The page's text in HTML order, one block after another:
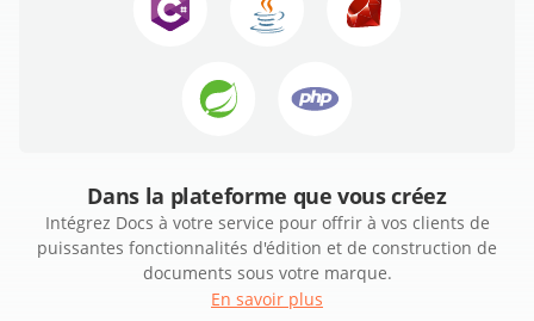
Dans la plateforme que vous créez
Intégrez Docs à votre service pour offrir à vos clients de
puissantes fonctionnalités d'édition et de construction de
documents sous votre marque.
En savoir plus